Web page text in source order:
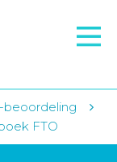
beoordeling
FTO